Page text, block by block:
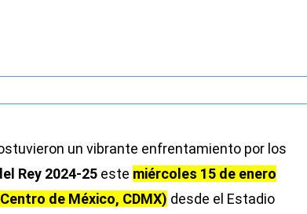
un vibrante enfrentamiento por los
Rey 2024-25 este miércoles 15 de enero
de México, CDMX) desde el Estadio